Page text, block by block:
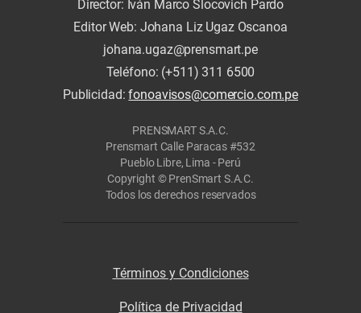
Director: Iván Marco Slocovich Pardo
Editor Web: Johana Liz Ugaz Oscanoa
johana.ugaz@prensmart.pe
Teléfono: (+511) 311 6500
Publicidad:fonoavisos@comercio.com.pe
PRENSMART S.A.C.
Prensmart Calle Paracas #532
Pueblo Libre, Lima - Perú
Copyright © PrenSmart S.A.C.
Todos los derechos reservados
Términos y Condiciones
Política de Privacidad